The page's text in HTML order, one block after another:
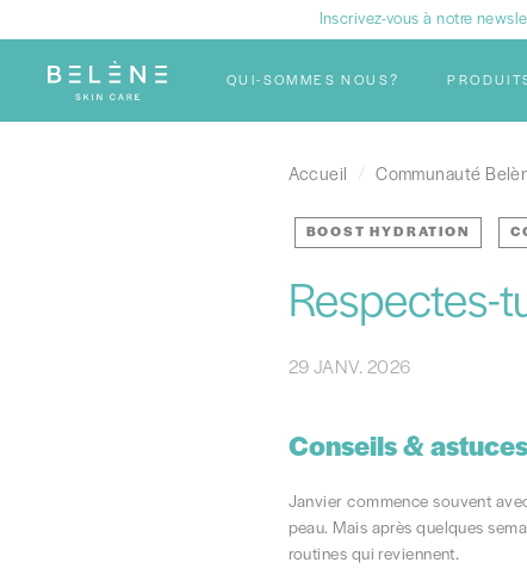
au
contenu
Inscrivez-vous à notre
B
QUI-SOMMES NOUS?
Accueil / Communauté
BOOST HYDRATION
Respectes-
29 JANV. 2026
Conseils &
Janvier commence souvent
peau. Mais après quelques
routines qui reviennent.